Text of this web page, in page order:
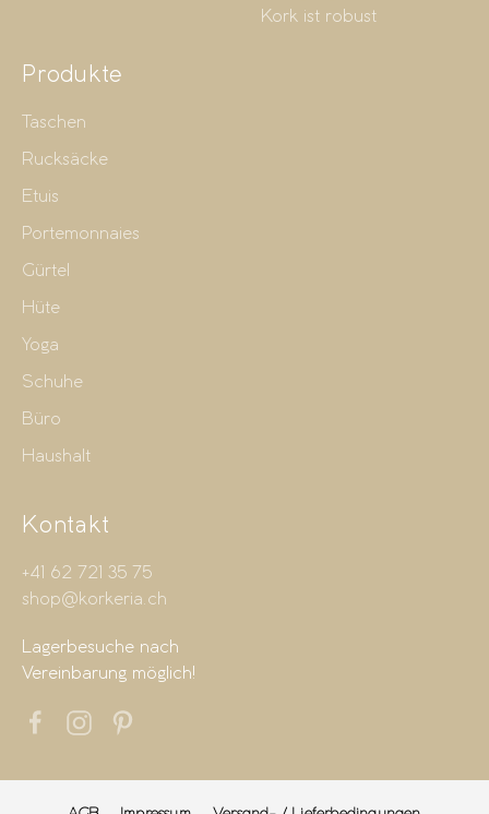
Kork ist robust
Produkte
Taschen
Rucksäcke
Etuis
Portemonnaies
Gürtel
Hüte
Yoga
Schuhe
Büro
Haushalt
Kontakt
+41 62 721 35 75
shop@korkeria.ch
Lagerbesuche nach
Vereinbarung möglich!